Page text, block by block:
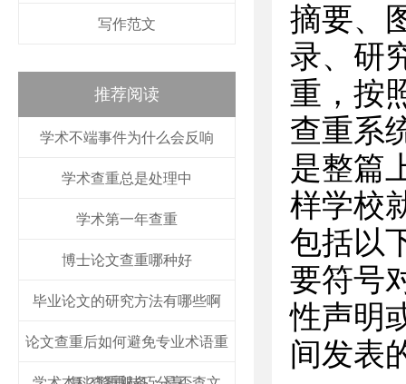
写作范文
推荐阅读
学术不端事件为什么会反响
学术查重总是处理中
学术第一年查重
博士论文查重哪种好
毕业论文的研究方法有哪些啊
论文查重后如何避免专业术语重
摘要、
录、研
重，按
查重系
是整篇
样学校
包括以
要符号
性声明
间发表